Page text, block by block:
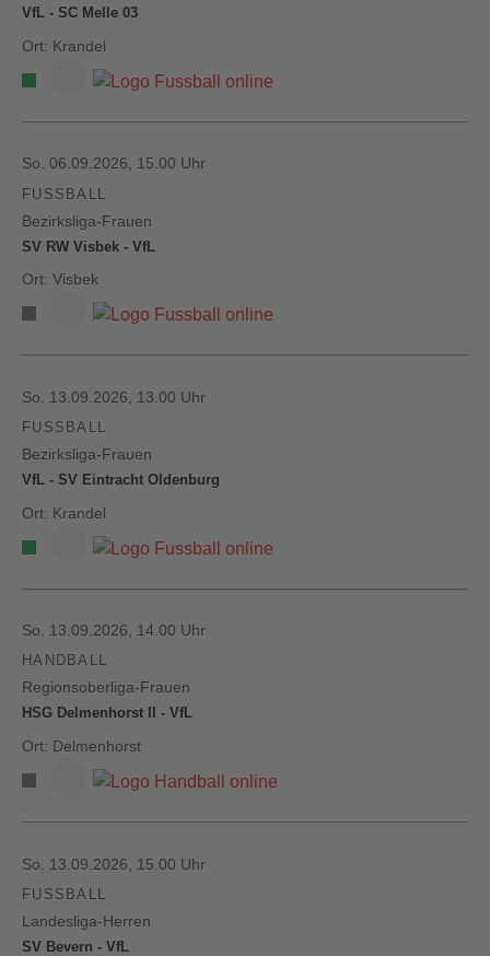
VfL - SC Melle 03
Ort: Krandel
So. 06.09.2026, 15.00 Uhr
FUSSBALL
Bezirksliga-Frauen
SV RW Visbek - VfL
Ort: Visbek
So. 13.09.2026, 13.00 Uhr
FUSSBALL
Bezirksliga-Frauen
VfL - SV Eintracht Oldenburg
Ort: Krandel
So. 13.09.2026, 14.00 Uhr
HANDBALL
Regionsoberliga-Frauen
HSG Delmenhorst II - VfL
Ort: Delmenhorst
So. 13.09.2026, 15.00 Uhr
FUSSBALL
Landesliga-Herren
SV Bevern - VfL